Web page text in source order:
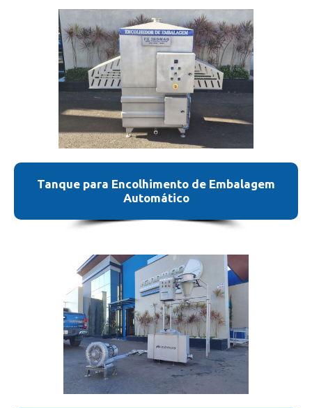
Tanque para Encolhimento de Embalagem
Automático